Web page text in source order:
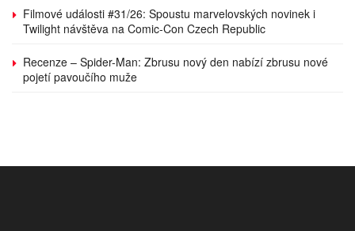
Filmové události #31/26: Spoustu marvelovských novinek i
Twilight návštěva na Comic-Con Czech Republic
Recenze – Spider-Man: Zbrusu nový den nabízí zbrusu nové
pojetí pavoučího muže